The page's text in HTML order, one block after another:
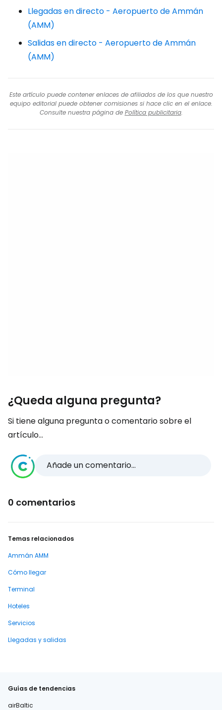
Llegadas en directo - Aeropuerto de Ammán
(AMM)
Salidas en directo - Aeropuerto de Ammán
(AMM)
Este artículo puede contener enlaces de afiliados de los que nuestro
equipo editorial puede obtener comisiones si hace clic en el enlace.
Consulte nuestra página de Política publicitaria.
¿Queda alguna pregunta?
Si tiene alguna pregunta o comentario sobre el
artículo...
Añade un comentario...
0 comentarios
Temas relacionados
Ammán AMM
Cómo llegar
Terminal
Hoteles
Servicios
Llegadas y salidas
Guías de tendencias
airBaltic